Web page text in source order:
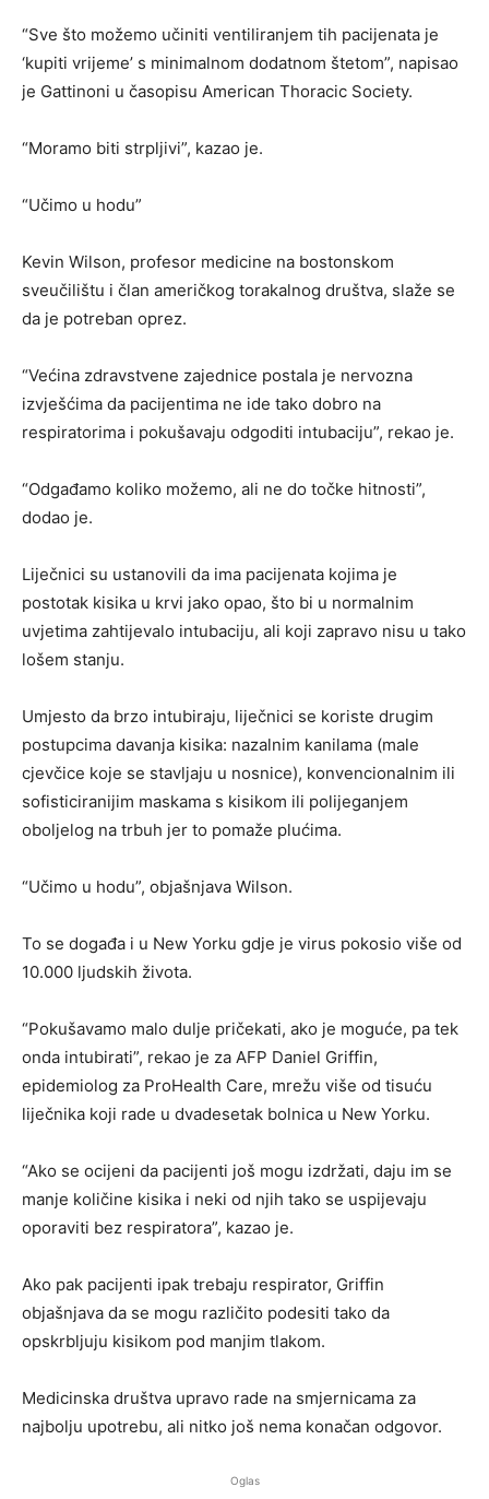
“Sve što možemo učiniti ventiliranjem tih pacijenata je
‘kupiti vrijeme’ s minimalnom dodatnom štetom”, napisao
je Gattinoni u časopisu American Thoracic Society.
“Moramo biti strpljivi”, kazao je.
“Učimo u hodu”
Kevin Wilson, profesor medicine na bostonskom
sveučilištu i član američkog torakalnog društva, slaže se
da je potreban oprez.
“Većina zdravstvene zajednice postala je nervozna
izvješćima da pacijentima ne ide tako dobro na
respiratorima i pokušavaju odgoditi intubaciju”, rekao je.
“Odgađamo koliko možemo, ali ne do točke hitnosti”,
dodao je.
Liječnici su ustanovili da ima pacijenata kojima je
postotak kisika u krvi jako opao, što bi u normalnim
uvjetima zahtijevalo intubaciju, ali koji zapravo nisu u tako
lošem stanju.
Umjesto da brzo intubiraju, liječnici se koriste drugim
postupcima davanja kisika: nazalnim kanilama (male
cjevčice koje se stavljaju u nosnice), konvencionalnim ili
sofisticiranijim maskama s kisikom ili polijeganjem
oboljelog na trbuh jer to pomaže plućima.
“Učimo u hodu”, objašnjava Wilson.
To se događa i u New Yorku gdje je virus pokosio više od
10.000 ljudskih života.
“Pokušavamo malo dulje pričekati, ako je moguće, pa tek
onda intubirati”, rekao je za AFP Daniel Griffin,
epidemiolog za ProHealth Care, mrežu više od tisuću
liječnika koji rade u dvadesetak bolnica u New Yorku.
“Ako se ocijeni da pacijenti još mogu izdržati, daju im se
manje količine kisika i neki od njih tako se uspijevaju
oporaviti bez respiratora”, kazao je.
Ako pak pacijenti ipak trebaju respirator, Griffin
objašnjava da se mogu različito podesiti tako da
opskrbljuju kisikom pod manjim tlakom.
Medicinska društva upravo rade na smjernicama za
najbolju upotrebu, ali nitko još nema konačan odgovor.
Oglas